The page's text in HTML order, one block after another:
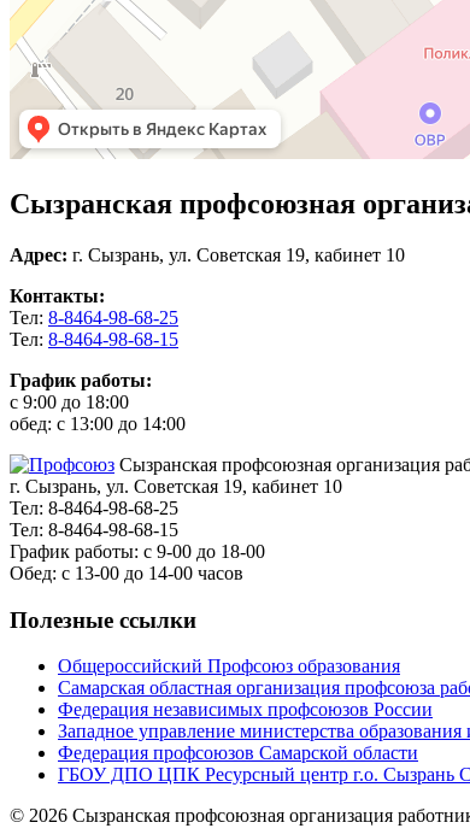
Сызранская профсоюзная
Адрес: г. Сызрань, ул. Советская 19, кабинет 10
Контакты:
Тел: 8-8464-98-68-25
Тел: 8-8464-98-68-15
График работы:
с 9:00 до 18:00
обед: с 13:00 до 14:00
Сызранская профсоюзная организация
г. Сызрань, ул. Советская 19, кабинет 10
Тел: 8-8464-98-68-25
Тел: 8-8464-98-68-15
График работы: с 9-00 до 18-00
Обед: с 13-00 до 14-00 часов
Полезные ссылки
Общероссийский Профсоюз образования
Самарская областная организация профсоюза
Федерация независимых профсоюзов России
Западное управление министерства
Федерация профсоюзов Самарской области
ГБОУ ДПО ЦПК Ресурсный центр г.о. Сызрань
© 2026 Сызранская профсоюзная организация